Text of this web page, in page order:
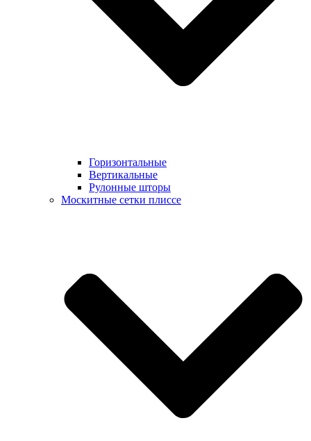
Горизонтальные
Вертикальные
Рулонные шторы
Москитные сетки плиссе